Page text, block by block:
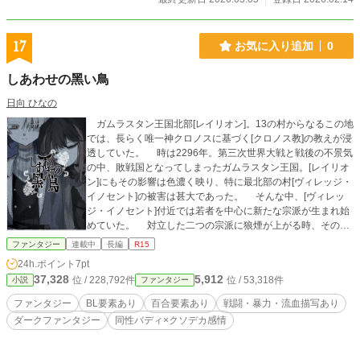
17 お気に入り追加 0
しあわせの黑い鳥
日向 ひなの
ガムラスタン王国北部[レイリオン]。13の村からなるこの地
では、長らく唯一神クロノスに基づく[クロノス教]の教えが浸
透していた。 時は2296年。第三次世界大戦と戦後の不景気
の中、敗戦国となってしまったガムラスタン王国。[レイリオ
ン]にもその影響は色濃く映り、特に最北部の村[ヴィレッジ・
イノセント]の被害は甚大であった。 そんな中、[ヴィレッ
ジ・イノセント]付近では若者を中心に新たな宗派が生まれ始
めていた。 対立した二つの宗派に狼煙が上がる時、その狭
間で揺れる少年少女たちの運命は、一体何処へ辿りつくのだ
青春を描く、近未来ファンタジー創作。 ✦───✦───✦───
✦ 〖レイリオン庁〗 🐦‍⬛レイブン…新型兵器として、犯罪者
の遺伝子から造られた人工人間。強い力を持ち、空を飛ぶこ
とが出来るが、精神は非常に不安定。ガムラスタン王国が次
の大戦に備え、レイリオン庁にいっさいの管理を任せてい
ファンタジー 連載中 長編 R15
24h.ポイント 7pt
小説 37,328 位 / 228,792件 ファンタジー 5,912 位 / 53,318件
ファンタジー BL要素あり 百合要素あり
戦闘・暴力・流血描写あり
ダークファンタジー
同性バディ×クソデカ感情